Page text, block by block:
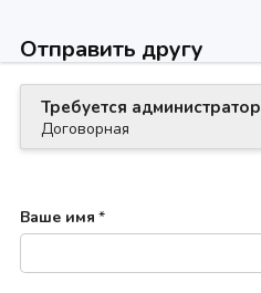
Отправить другу
Требуется администратор
Договорная
Ваше имя *